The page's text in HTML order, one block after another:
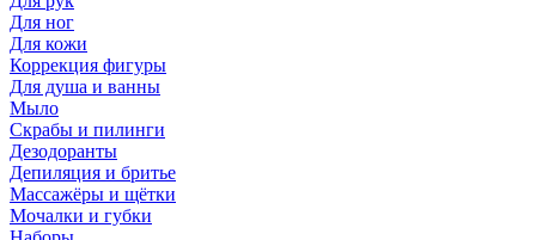
Для ног
Для кожи
Коррекция фигуры
Для душа и ванны
Мыло
Скрабы и пилинги
Дезодоранты
Депиляция и бритье
Массажёры и щётки
Мочалки и губки